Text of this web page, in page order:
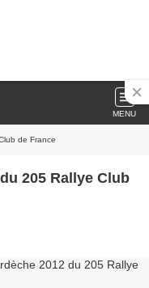
MENU
de France
205 Rallye Club